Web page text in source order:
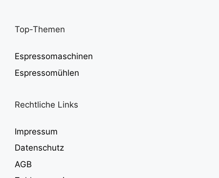
Top-Themen
Espressomaschinen
Espressomühlen
Rechtliche Links
Impressum
Datenschutz
AGB